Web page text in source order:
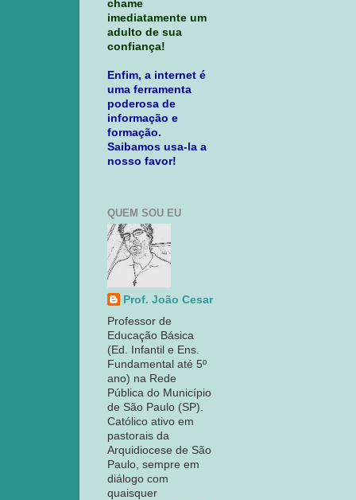
chame
imediatamente um
adulto de sua
confiança!
Enfim, a internet é
uma ferramenta
poderosa de
informação e
formação.
Saibamos usa-la a
nosso favor!
QUEM SOU EU
Prof. João Cesar
Professor de
Educação Básica
(Ed. Infantil e Ens.
Fundamental até 5º
ano) na Rede
Pública do Município
de São Paulo (SP).
Católico ativo em
pastorais da
Arquidiocese de São
Paulo, sempre em
diálogo com
quaisquer